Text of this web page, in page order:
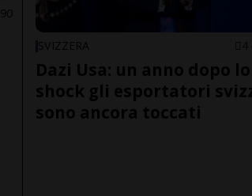
SVIZZERA 4
Dazi Usa: un anno dopo lo
shock gli esportatori
sono ancora toccati